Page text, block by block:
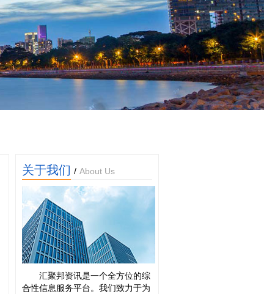
关于我们 / About Us
汇聚邦资讯是一个全方位的综
合性信息服务平台。我们致力于为